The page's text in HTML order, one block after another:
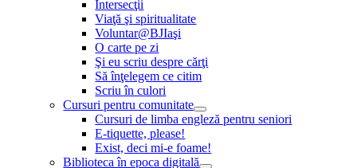
Intersecţii
Viaţă şi spiritualitate
Voluntar@BJIaşi
O carte pe zi
Şi eu scriu despre cărţi
Să înţelegem ce citim
Scriu în culori
Cursuri pentru comunitate
Cursuri de limba engleză pentru seniori
E-tiquette, please!
Exist, deci mi-e foame!
Biblioteca în epoca digitală